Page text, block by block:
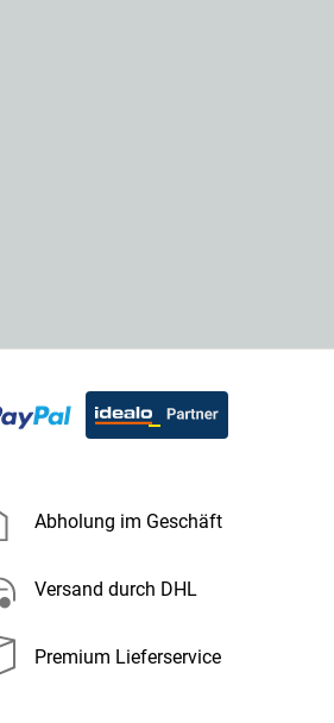
Abholung im Geschäft
Versand durch DHL
Premium Lieferservice